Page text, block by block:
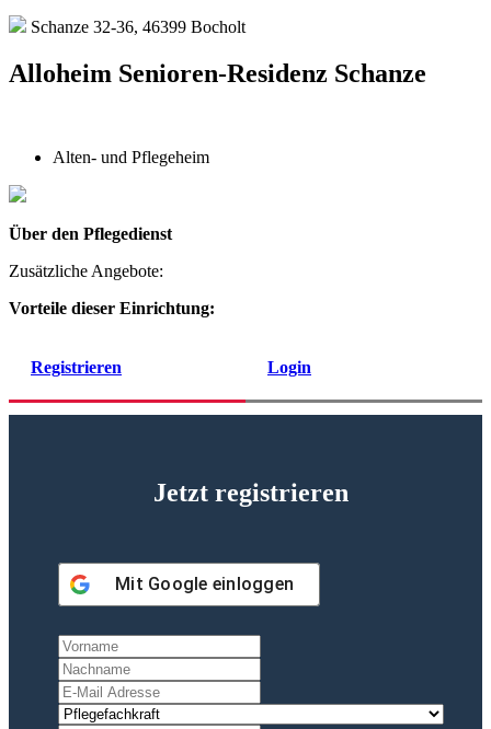
Schanze 32-36, 46399 Bocholt
Alloheim Senioren-Residenz Schanze
Alten- und Pflegeheim
Über den Pflegedienst
Zusätzliche Angebote:
Vorteile dieser Einrichtung:
Registrieren Login
Jetzt registrieren
Mit Google einloggen